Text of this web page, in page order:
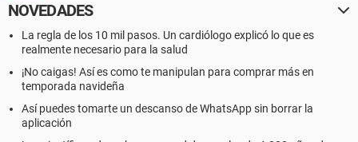
NOVEDADES
La regla de los 10 mil pasos. Un cardiólogo explicó lo que es
realmente necesario para la salud
¡No caigas! Así es como te manipulan para comprar más en
temporada navideña
Así puedes tomarte un descanso de WhatsApp sin borrar la
aplicación